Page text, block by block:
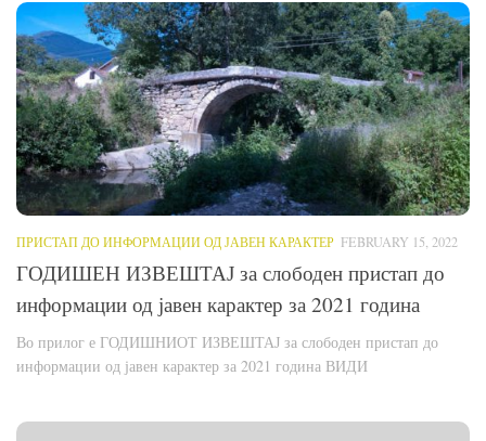
ПРИСТАП ДО ИНФОРМАЦИИ ОД ЈАВЕН КАРАКТЕР FEBRUARY 15, 2022
ГОДИШЕН ИЗВЕШТАЈ за слободен пристап до
информации од јавен карактер за 2021 година
Во прилог е ГОДИШНИОТ ИЗВЕШТАЈ за слободен пристап до
информации од јавен карактер за 2021 година ВИДИ